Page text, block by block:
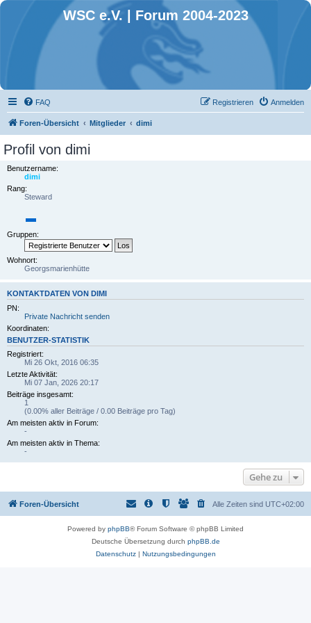
WSC e.V. | Forum 2004-2023
FAQ Anmelden
Registrieren
Foren-Übersicht Mitglieder dimi
Profil von dimi
Benutzername:
dimi
Rang:
Steward
Gruppen:
Wohnort:
Georgsmarienhütte
KONTAKTDATEN VON DIMI
PN:
Private Nachricht senden
Koordinaten:
BENUTZER-STATISTIK
Registriert:
Mi 26 Okt, 2016 06:35
Letzte Aktivität:
Mi 07 Jan, 2026 20:17
Beiträge insgesamt:
1
(0.00% aller Beiträge / 0.00 Beiträge pro Tag)
Am meisten aktiv in Forum:
-
Am meisten aktiv in Thema:
-
Gehe zu
Foren-Übersicht Alle Zeiten sind UTC+02:00
Powered by phpBB® Forum Software © phpBB Limited
Deutsche Übersetzung durch phpBB.de
Datenschutz| Nutzungsbedingungen